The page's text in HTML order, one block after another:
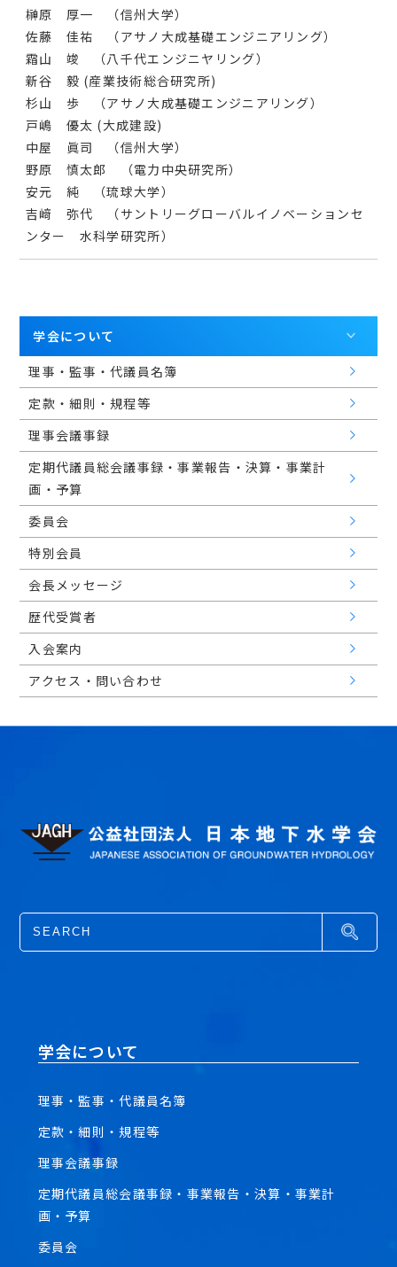
榊原 厚一 （信州大学）
佐藤 佳祐 （アサノ大成基礎エンジニアリング）
霜山 竣 （八千代エンジニヤリング）
新谷 毅 (産業技術総合研究所)
杉山 歩 （アサノ大成基礎エンジニアリング）
戸嶋 優太 (大成建設)
中屋 眞司 （信州大学）
野原 慎太郎 （電力中央研究所）
安元 純 （琉球大学）
吉﨑 弥代 （サントリーグローバルイノベーションセ
ンター 水科学研究所）
学会について
理事・監事・代議員名簿
定款・細則・規程等
理事会議事録
定期代議員総会議事録・事業報告・決算・事業計
画・予算
委員会
特別会員
会長メッセージ
歴代受賞者
入会案内
アクセス・問い合わせ
学会について
理事・監事・代議員名簿
定款・細則・規程等
理事会議事録
定期代議員総会議事録・事業報告・決算・事業計
画・予算
委員会